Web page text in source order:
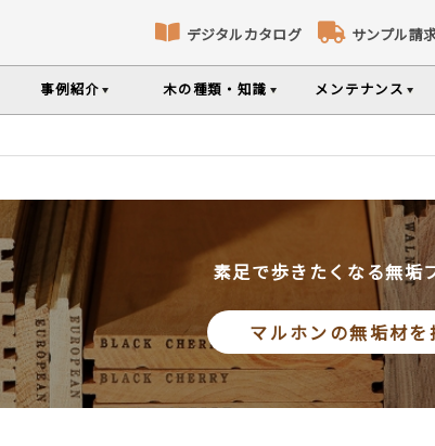
デジタルカタログ サンプル請
対応フローリング パネリング
表面加工
い 製品情報の見方と用語集
事例紹介
ら探す 樹種から探す 製品特徴から探す
木の種類・知識
コラ
品を紹介 世界の樹種の詳
メンテナンス
メ
買い求めいただけま
素足で歩きたくなる無垢
マルホンの無垢材